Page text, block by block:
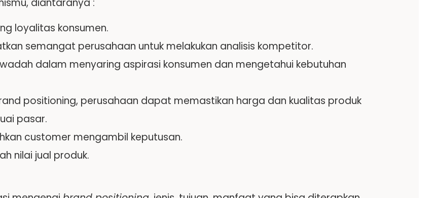
diantaranya :
loyalitas konsumen.
semangat perusahaan untuk melakukan analisis kompetitor.
dalam menyaring aspirasi konsumen dan mengetahui kebutuhan
positioning, perusahaan dapat memastikan harga dan kualitas produk
pasar.
customer mengambil keputusan.
nilai jual produk.